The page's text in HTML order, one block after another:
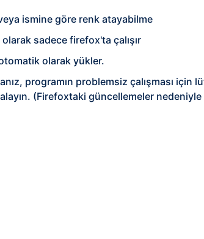
ismine göre renk atayabilme
sadece firefox'ta çalışır
olarak yükler.
programın problemsiz çalışması
(Firefoxtaki güncellemeler